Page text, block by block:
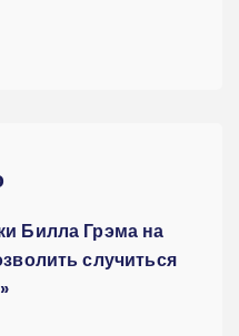
Билла Грэма на
случиться